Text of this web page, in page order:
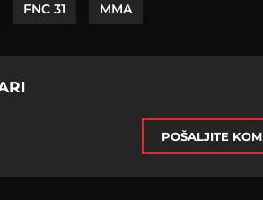
FNC 31 MMA
POŠALJITE